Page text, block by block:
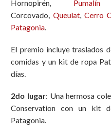
Hornopirén,
Corcovado, Queulat,Cerro
Patagonia.
El premio incluye traslados
comidas y un kit de ropa
días.
2do lugar: Una hermosa
Conservation con un kit
Patagonia.